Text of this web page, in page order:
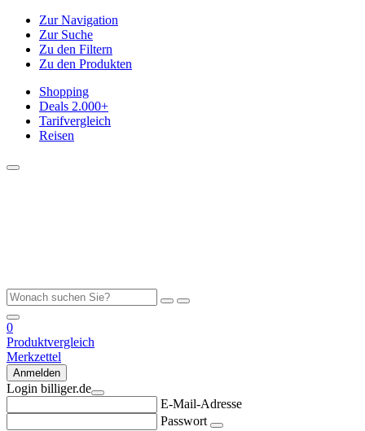
Zur Navigation
Zur Suche
Zu den Filtern
Zu den Produkten
Shopping
Deals 2.000+
Tarifvergleich
Reisen
0
Produktvergleich
Merkzettel
Anmelden
Login billiger.de
E-Mail-Adresse
Passwort